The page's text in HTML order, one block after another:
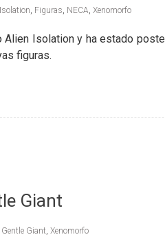
, Figuras, NECA, Xenomorfo
Alien Isolation y ha estado
figuras.
Giant
Gentle Giant, Xenomorfo